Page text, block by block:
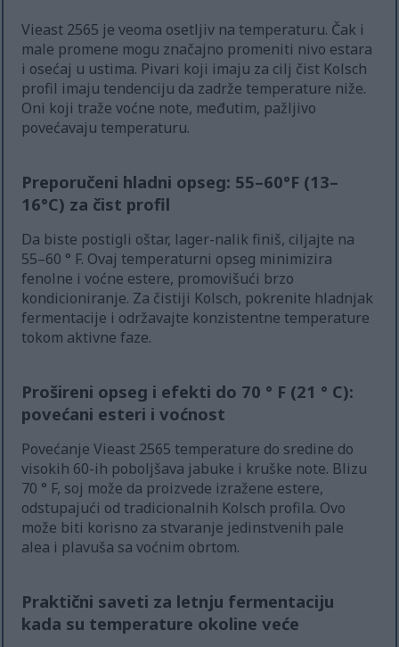
Vieast 2565 je veoma osetljiv na temperaturu. Čak i
male promene mogu značajno promeniti nivo estara
i osećaj u ustima. Pivari koji imaju za cilj čist Kolsch
profil imaju tendenciju da zadrže temperature niže.
Oni koji traže voćne note, međutim, pažljivo
povećavaju temperaturu.
Preporučeni hladni opseg: 55–60°F (13–
16°C) za čist profil
Da biste postigli oštar, lager-nalik finiš, ciljajte na
55–60 ° F. Ovaj temperaturni opseg minimizira
fenolne i voćne estere, promovišući brzo
kondicioniranje. Za čistiji Kolsch, pokrenite hladnjak
fermentacije i održavajte konzistentne temperature
tokom aktivne faze.
Prošireni opseg i efekti do 70 ° F (21 ° C):
povećani esteri i voćnost
Povećanje Vieast 2565 temperature do sredine do
visokih 60-ih poboljšava jabuke i kruške note. Blizu
70 ° F, soj može da proizvede izražene estere,
odstupajući od tradicionalnih Kolsch profila. Ovo
može biti korisno za stvaranje jedinstvenih pale
alea i plavuša sa voćnim obrtom.
Praktični saveti za letnju fermentaciju
kada su temperature okoline veće